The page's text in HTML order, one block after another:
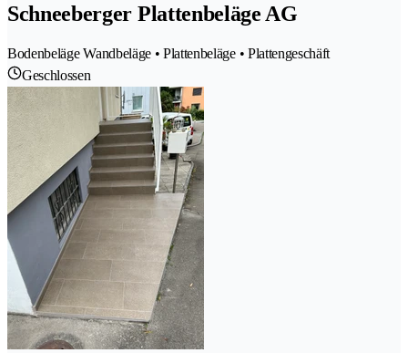
Schneeberger Plattenbeläge AG
Bodenbeläge Wandbeläge • Plattenbeläge • Plattengeschäft
Geschlossen